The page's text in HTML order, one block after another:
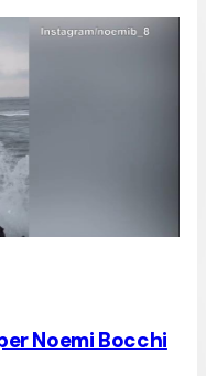
Noemi Bocchi